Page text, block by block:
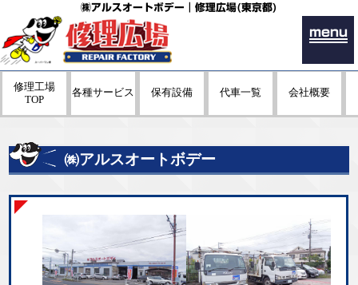
㈱アルスオートボデー｜修理広場(東京都)
menu
修理工場
TOP
各種サービス 保有設備 代車一覧 会社概要
㈱アルスオートボデー